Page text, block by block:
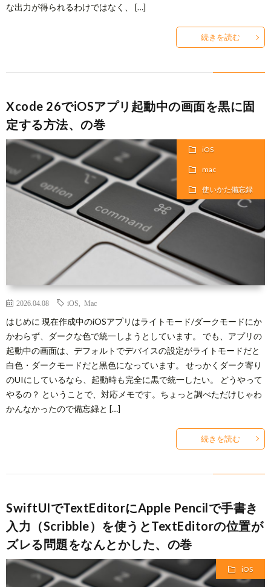
な出力が得られるわけではなく、 […]
続きを読む
Xcode 26でiOSアプリ起動中の画面を黒に固
定する方法、の巻
iOS
mac
使いかた備忘録
2026.04.08 iOS Mac
はじめに 現在作成中のiOSアプリはライトモード/ダークモードにか
かわらず、ダークな色で統一しようとしています。 でも、アプリの
起動中の画面は、デフォルトでデバイスの設定がライトモードだと
白色・ダークモードだと黒色になっています。 せっかくダーク寄り
のUIにしているなら、起動時も完全に黒で統一したい。 どうやって
やるの？ ということで、対応メモです。ちょっと調べただけじゃわ
かんなかったので備忘録と […]
続きを読む
SwiftUIでTextEditorにApple Pencilで手書き
入力（Scribble）を使うとTextEditorの位置が
ズレる問題をなんとかした、の巻
iOS